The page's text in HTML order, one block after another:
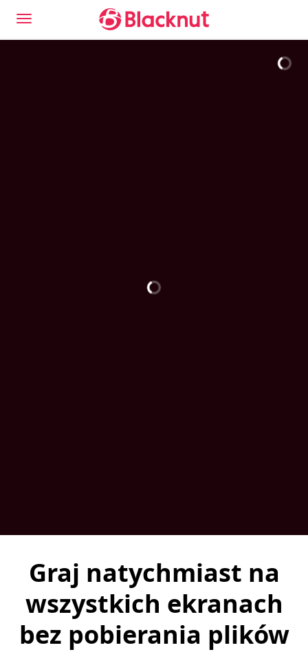
To jest doświadczenie Blacknut Cloud Gaming
Graj natychmiast na
wszystkich ekranach
bez pobierania plików